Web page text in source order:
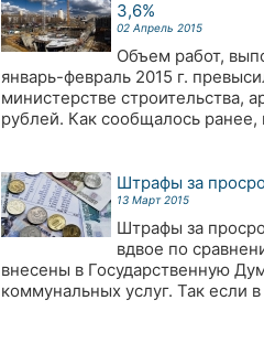
3,6%
02 Апрель 2015
Объем работ,
январь-февраль 2015 г.
министерстве строительства,
рублей. Как сообщалось ранее,
Штрафы за
13 Март 2015
Штрафы за
вдвое по
внесены в Государственную
коммунальных услуг. Так если